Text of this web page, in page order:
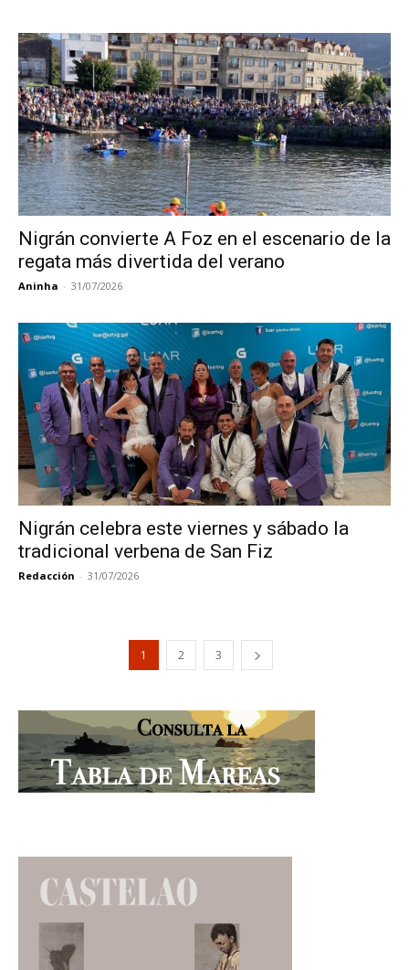
Nigrán convierte A Foz en el escenario de la
regata más divertida del verano
Aninha - 31/07/2026
Nigrán celebra este viernes y sábado la
tradicional verbena de San Fiz
Redacción - 31/07/2026
1 2 3